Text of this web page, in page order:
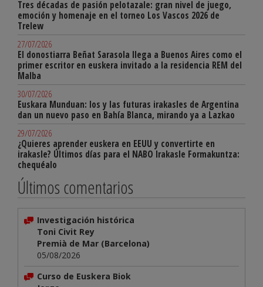
Tres décadas de pasión pelotazale: gran nivel de juego,
emoción y homenaje en el torneo Los Vascos 2026 de
Trelew
27/07/2026
El donostiarra Beñat Sarasola llega a Buenos Aires como el
primer escritor en euskera invitado a la residencia REM del
Malba
30/07/2026
Euskara Munduan: los y las futuras irakasles de Argentina
dan un nuevo paso en Bahía Blanca, mirando ya a Lazkao
29/07/2026
¿Quieres aprender euskera en EEUU y convertirte en
irakasle? Últimos días para el NABO Irakasle Formakuntza:
chequéalo
Últimos comentarios
Investigación histórica
Toni Civit Rey
Premià de Mar (Barcelona)
05/08/2026
Curso de Euskera Biok